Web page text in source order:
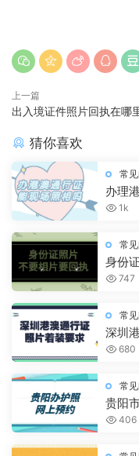
上一篇
出入境证件照片回执在哪
猜你喜欢
常
办理
1k
常
身份
747
常
深圳
680
常
贵阳
406